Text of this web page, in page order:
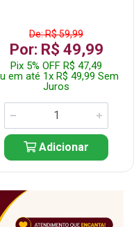
De: R$ 59,99
Por: R$ 49,99
Pix 5% OFF R$ 47,49
em até 1x R$ 49,99 Sem
Juros
Adicionar